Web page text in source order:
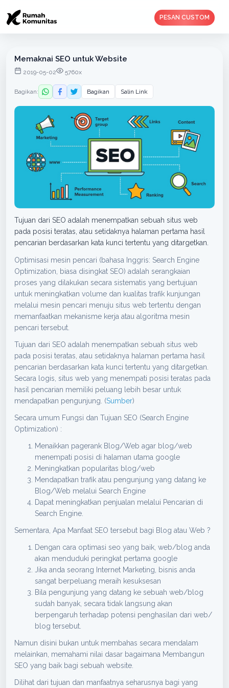
PESAN CUSTOM
Memaknai SEO untuk Website
2019-05-02 5760x
Bagikan: Bagikan Salin Link
Tujuan dari SEO adalah menempatkan sebuah situs web
pada posisi teratas, atau setidaknya halaman pertama hasil
pencarian berdasarkan kata kunci tertentu yang ditargetkan.
Optimisasi mesin pencari (bahasa Inggris: Search Engine
Optimization, biasa disingkat SEO) adalah serangkaian
proses yang dilakukan secara sistematis yang bertujuan
untuk meningkatkan volume dan kualitas trafik kunjungan
melalui mesin pencari menuju situs web tertentu dengan
memanfaatkan mekanisme kerja atau algoritma mesin
pencari tersebut.
Tujuan dari SEO adalah menempatkan sebuah situs web
pada posisi teratas, atau setidaknya halaman pertama hasil
pencarian berdasarkan kata kunci tertentu yang ditargetkan.
Secara logis, situs web yang menempati posisi teratas pada
hasil pencarian memiliki peluang lebih besar untuk
mendapatkan pengunjung. (Sumber)
Secara umum Fungsi dan Tujuan SEO (Search Engine
Optimization) :
Menaikkan pagerank Blog/Web agar blog/web
menempati posisi di halaman utama google
Meningkatkan popularitas blog/web
Mendapatkan trafik atau pengunjung yang datang ke
Blog/Web melalui Search Engine
Dapat meningkatkan penjualan melalui Pencarian di
Search Engine.
Sementara, Apa Manfaat SEO tersebut bagi Blog atau Web ?
Dengan cara optimasi seo yang baik, web/blog anda
akan menduduki peringkat pertama google
Jika anda seorang Internet Marketing, bisnis anda
sangat berpeluang meraih kesuksesan
Bila pengunjung yang datang ke sebuah web/blog
sudah banyak, secara tidak langsung akan
berpengaruh terhadap potensi penghasilan dari web/
blog tersebut.
Namun disini bukan untuk membahas secara mendalam
melainkan, memahami nilai dasar bagaimana Membangun
SEO yang baik bagi sebuah website.
Dilihat dari tujuan dan manfaatnya seharusnya bagi yang